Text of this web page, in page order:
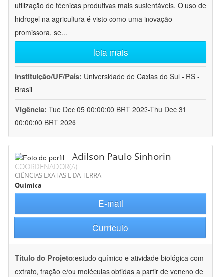
utilização de técnicas produtivas mais sustentáveis. O uso de
hidrogel na agricultura é visto como uma inovação
promissora, se...
leia mais
Instituição/UF/País: Universidade de Caxias do Sul - RS -
Brasil
Vigência: Tue Dec 05 00:00:00 BRT 2023-Thu Dec 31
00:00:00 BRT 2026
Adilson Paulo Sinhorin
COORDENADOR(A)
CIÊNCIAS EXATAS E DA TERRA
Química
E-mail
Currículo
Título do Projeto:estudo químico e atividade biológica com
extrato, fração e/ou moléculas obtidas a partir de veneno de